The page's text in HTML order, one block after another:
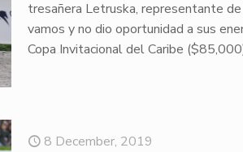
tresañera Letruska, representante
vamos y no dio oportunidad a sus
Copa Invitacional del Caribe
8 December, 2019